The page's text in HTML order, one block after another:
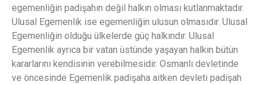
egemenliğin padişahın değil halkın olması kutlanmaktadır.
Ulusal Egemenlik ise egemenliğin ulusun olmasıdır. Ulusal
Egemenliğin olduğu ülkelerde güç halkındır. Ulusal
Egemenlik ayrıca bir vatan üstünde yaşayan halkın bütün
kararlarını kendisinin verebilmesidir. Osmanlı devletinde
ve öncesinde Egemenlik padişaha aitken devleti padişah